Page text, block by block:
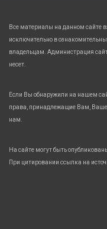
Все материалы на данном сайте
исключительно в
владельцам. Администрация
несет.
Если Вы обнаружили на нашем
права, принадлежащие Вам,
нам.
На сайте могут быть
При цитировании ссылка на